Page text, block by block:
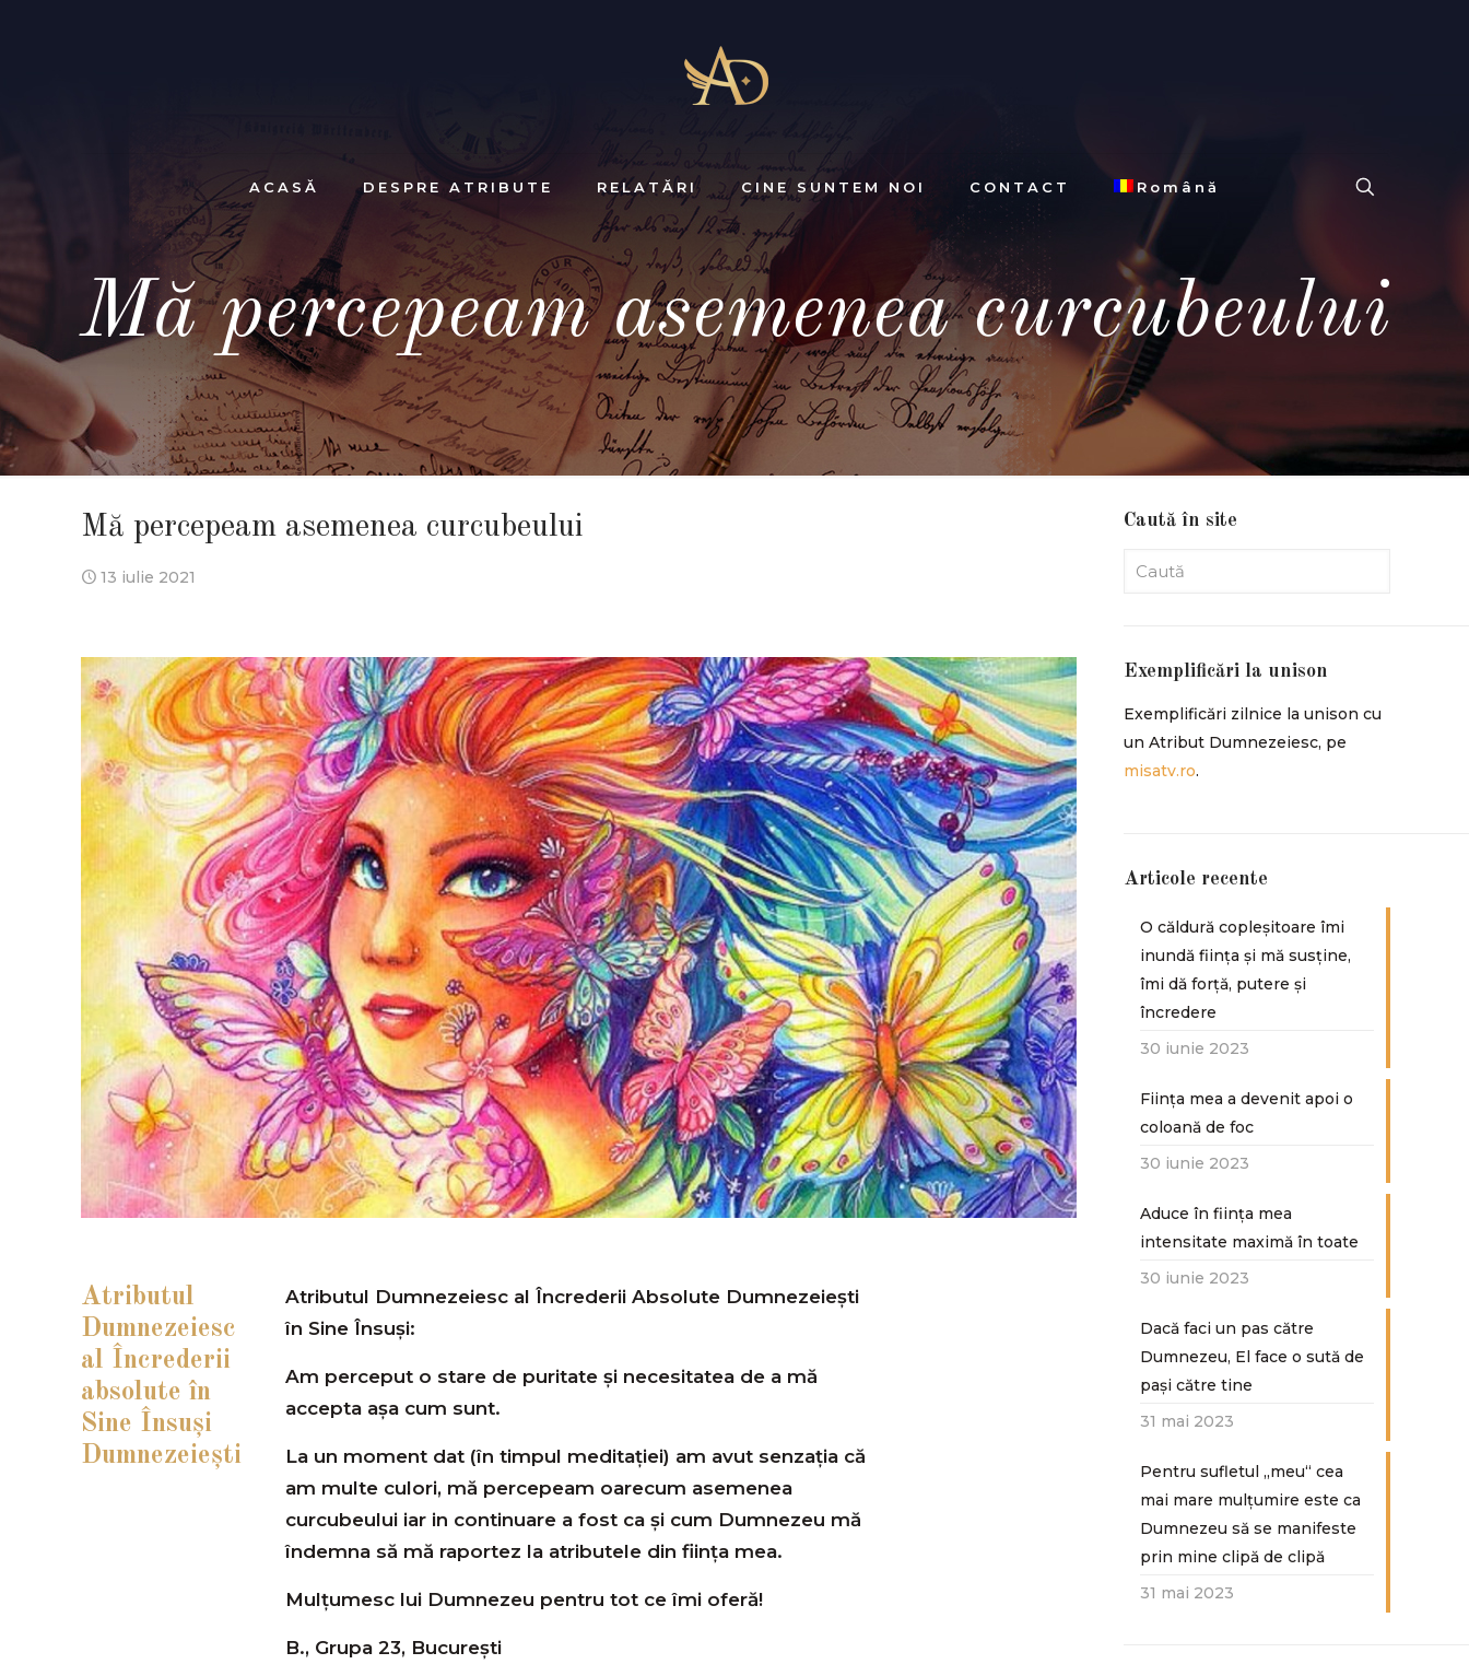
ACASĂ DESPRE ATRIBUTE RELATĂRI CINE SUNTEM NOI CONTACT Română
Mă percepeam asemenea curcubeului
Mă percepeam asemenea curcubeului
13 iulie 2021
Atributul
Dumnezeiesc
al Încrederii
absolute în
Sine Însuşi
Dumnezeieşti
Atributul Dumnezeiesc al Încrederii Absolute Dumnezeiești
în Sine Însuși:
Am perceput o stare de puritate și necesitatea de a mă
accepta așa cum sunt.
La un moment dat (în timpul meditației) am avut senzația că
am multe culori, mă percepeam oarecum asemenea
curcubeului iar in continuare a fost ca și cum Dumnezeu mă
îndemna să mă raportez la atributele din ființa mea.
Mulțumesc lui Dumnezeu pentru tot ce îmi oferă!
B., Grupa 23, București
Caută în site
Exemplificări la unison
Exemplificări zilnice la unison cu
un Atribut Dumnezeiesc, pe
misatv.ro.
Articole recente
O căldură copleșitoare îmi
inundă ființa și mă susține,
îmi dă forță, putere și
încredere
30 iunie 2023
Ființa mea a devenit apoi o
coloană de foc
30 iunie 2023
Aduce în ființa mea
intensitate maximă în toate
30 iunie 2023
Dacă faci un pas către
Dumnezeu, El face o sută de
paşi către tine
31 mai 2023
Pentru sufletul „meu“ cea
mai mare mulțumire este ca
Dumnezeu să se manifeste
prin mine clipă de clipă
31 mai 2023